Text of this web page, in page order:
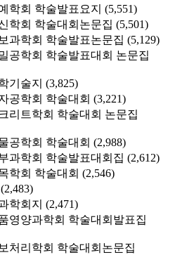
학회 학술발표요지 (5,551)
학회 학술대회논문집 (5,501)
과학회 학술발표논문집 (5,129)
공학회 학술발표대회 논문집
기술지 (3,825)
공학회 학술대회 (3,221)
리트학회 학술대회 논문집
공학회 학술대회 (2,988)
과학회 학술발표대회집 (2,612)
학회 학술대회 (2,546)
(2,483)
학회지 (2,471)
영양과학회 학술대회발표집
처리학회 학술대회논문집